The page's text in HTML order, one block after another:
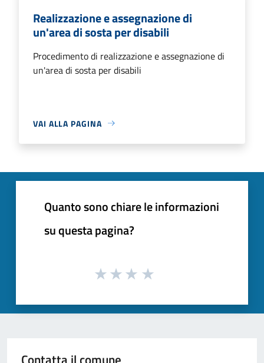
Realizzazione e assegnazione di
un'area di sosta per disabili
Procedimento di realizzazione e assegnazione di
un'area di sosta per disabili
VAI ALLA PAGINA
Quanto sono chiare le informazioni
su questa pagina?